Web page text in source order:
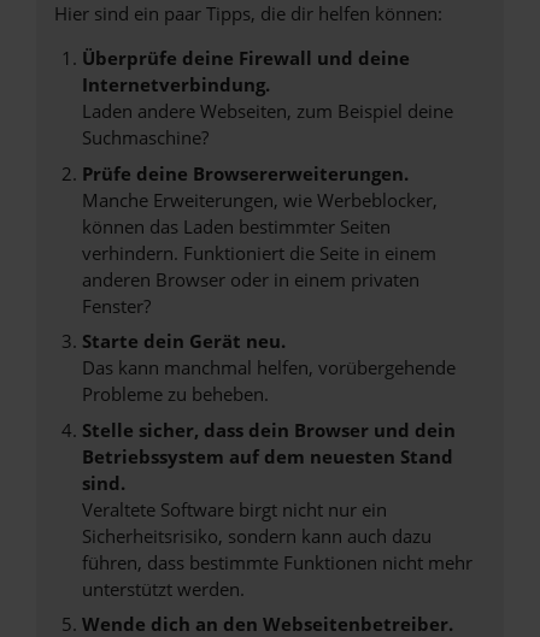
Hier sind ein paar Tipps, die dir helfen können:
Überprüfe deine Firewall und deine
Internetverbindung.
Laden andere Webseiten, zum Beispiel deine
Suchmaschine?
Prüfe deine Browsererweiterungen.
Manche Erweiterungen, wie Werbeblocker,
können das Laden bestimmter Seiten
verhindern. Funktioniert die Seite in einem
anderen Browser oder in einem privaten
Fenster?
Starte dein Gerät neu.
Das kann manchmal helfen, vorübergehende
Probleme zu beheben.
Stelle sicher, dass dein Browser und dein
Betriebssystem auf dem neuesten Stand
sind.
Veraltete Software birgt nicht nur ein
Sicherheitsrisiko, sondern kann auch dazu
führen, dass bestimmte Funktionen nicht mehr
unterstützt werden.
Wende dich an den Webseitenbetreiber.